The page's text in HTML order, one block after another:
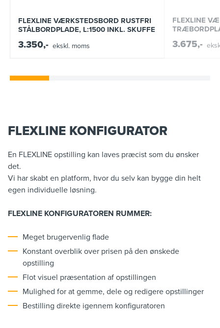
FLEXLINE VÆRKSTEDSBORD RUSTFRI
STÅLBORDPLADE, L:1500 INKL. SKUFFE
3.350,- ekskl. moms
FLEXLINE
3.675,-
FLEXLINE KONFIGURATOR
En FLEXLINE opstilling kan laves præcist som du ønsker
det.
Vi har skabt en platform, hvor du selv kan bygge din helt
egen individuelle løsning.
FLEXLINE KONFIGURATOREN RUMMER:
Meget brugervenlig flade
Konstant overblik over prisen på den ønskede
opstilling
Flot visuel præsentation af opstillingen
Mulighed for at gemme, dele og redigere opstillinger
Bestilling direkte igennem konfiguratoren